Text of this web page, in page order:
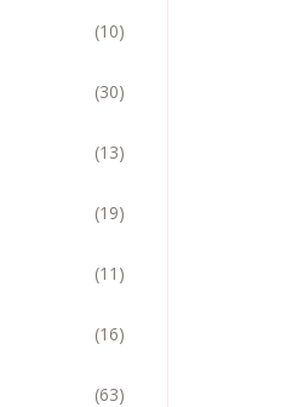
(10)
(30)
(13)
(19)
(11)
(16)
(63)